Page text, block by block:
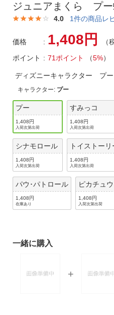
お客様サ
ご利用ガイド
ご利用規約
ジュニアまくら プー
4.0 1件の商品レ
価格 1,408円
（
ポイント
71ポイント （5%）
ディズニーキャラクター プ
キャラクター: プー
プー
1,408円
入荷次第出荷
すみっコ
1,408円
入荷次第出荷
シナモロール
1,408円
入荷次第出荷
トイストーリ
1,408円
入荷次第出荷
パウ･パトロール
1,408円
在庫あり
ピカチュウ
1,408円
入荷次第出荷
一緒に購入